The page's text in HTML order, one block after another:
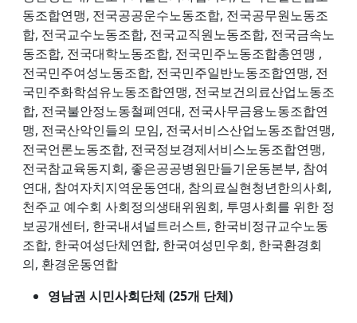
동조합연맹, 전국공공운수노동조합, 전국공무원노동조
합, 전국교수노동조합, 전국교직원노동조합, 전국금속노
동조합, 전국대학노동조합, 전국민주노동조합총연맹 ,
전국민주여성노동조합, 전국민주일반노동조합연맹, 전
국민주화학섬유노동조합연맹, 전국보건의료산업노동조
합, 전국불안정노동철폐연대, 전국사무금융노동조합연
맹, 전국산악인들의 모임, 전국서비스산업노동조합연맹,
전국언론노동조합, 전국정보경제서비스노동조합연맹,
전국참교육동지회, 좋은공공병원만들기운동본부, 참여
연대, 참여자치지역운동연대, 참의료실현청년한의사회,
천주교 예수회 사회정의생태위원회, 투명사회를 위한 정
보공개센터, 한국내셔널트러스트, 한국비정규교수노동
조합, 한국여성단체연합, 한국여성민우회, 한국환경회
의, 환경운동연합
영남권 시민사회단체 (25개 단체)